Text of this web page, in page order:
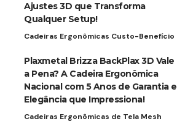
Ajustes 3D que Transforma
Qualquer Setup!
Cadeiras Ergonômicas Custo-Benefício
Plaxmetal Brizza BackPlax 3D Vale
a Pena? A Cadeira Ergonômica
Nacional com 5 Anos de Garantia e
Elegância que Impressiona!
Cadeiras Ergonômicas de Tela Mesh